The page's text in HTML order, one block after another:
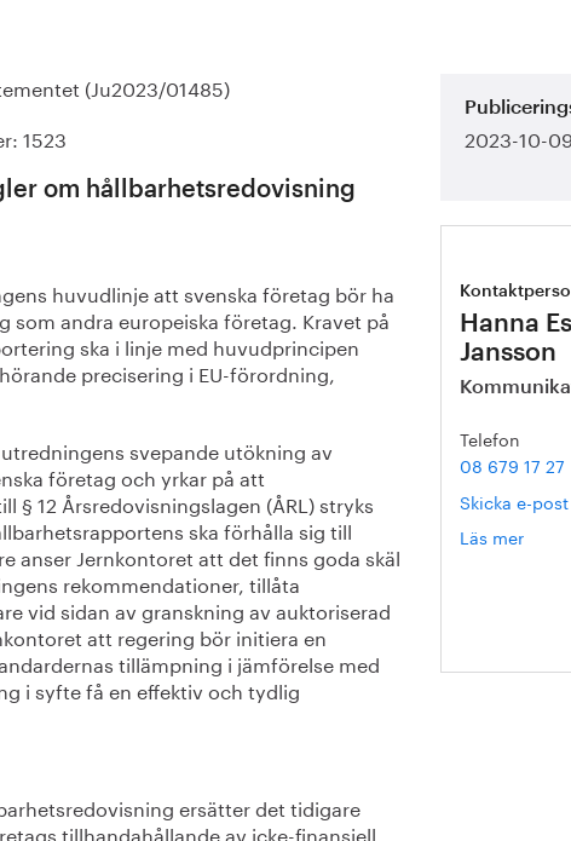
(Ju2023/01485)
1523
om hållbarhetsredovisning
huvudlinje att svenska företag bör ha
som andra europeiska företag. Kravet på
ska i linje med huvudprincipen
precisering i EU-förordning,
svepande utökning av
företag och yrkar på att
12 Årsredovisningslagen (ÅRL) stryks
ska förhålla sig till
anser Jernkontoret att det finns goda skäl
rekommendationer, tillåta
vid sidan av granskning av auktoriserad
att regering bör initiera en
tillämpning i jämförelse med
i syfte få en effektiv och tydlig
ersätter det tidigare
tillhandahållande av icke-finansiell
2023-10-09
Hanna
Jansson
Telefon
08 679 17 27
Skicka e-post
Läs mer